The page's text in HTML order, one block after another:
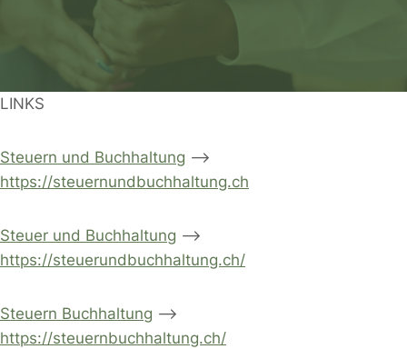
LINKS
Steuern und Buchhaltung –>
https://steuernundbuchhaltung.ch
Steuer und Buchhaltung –>
https://steuerundbuchhaltung.ch/
Steuern Buchhaltung –>
https://steuernbuchhaltung.ch/